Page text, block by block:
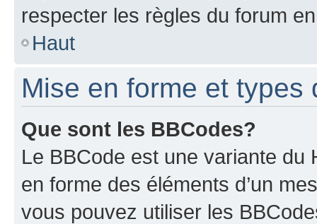
respecter les règles du forum
Haut
Mise en forme et types
Que sont les BBCodes?
Le BBCode est une variante du
en forme des éléments d’un
vous pouvez utiliser les